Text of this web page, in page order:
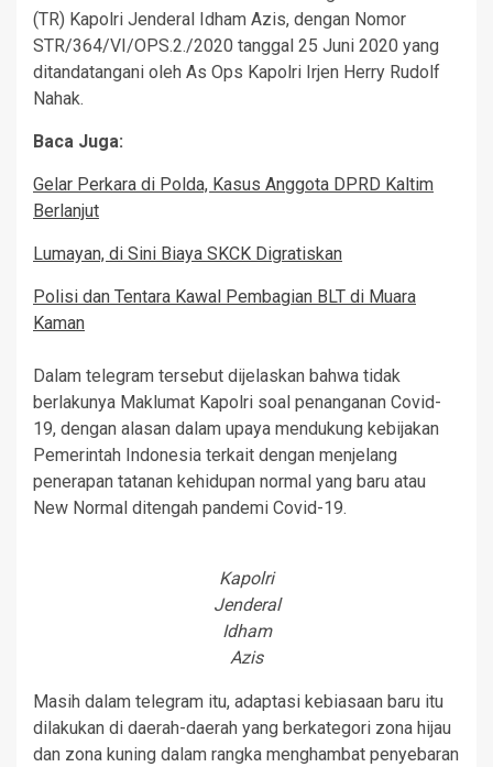
(TR) Kapolri Jenderal Idham Azis, dengan Nomor
STR/364/VI/OPS.2./2020 tanggal 25 Juni 2020 yang
ditandatangani oleh As Ops Kapolri Irjen Herry Rudolf
Nahak.
Baca Juga:
Gelar Perkara di Polda, Kasus Anggota DPRD Kaltim
Berlanjut
Lumayan, di Sini Biaya SKCK Digratiskan
Polisi dan Tentara Kawal Pembagian BLT di Muara
Kaman
Dalam telegram tersebut dijelaskan bahwa tidak
berlakunya Maklumat Kapolri soal penanganan Covid-
19, dengan alasan dalam upaya mendukung kebijakan
Pemerintah Indonesia terkait dengan menjelang
penerapan tatanan kehidupan normal yang baru atau
New Normal ditengah pandemi Covid-19.
Kapolri
Jenderal
Idham
Azis
Masih dalam telegram itu, adaptasi kebiasaan baru itu
dilakukan di daerah-daerah yang berkategori zona hijau
dan zona kuning dalam rangka menghambat penyebaran